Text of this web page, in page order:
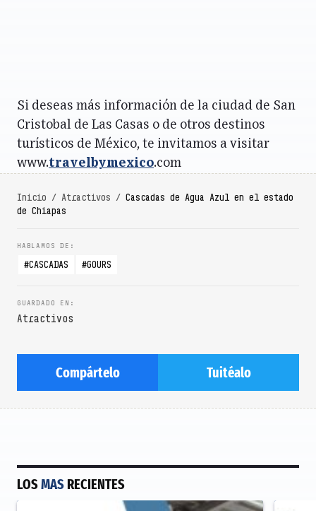
Si deseas más información de la ciudad de San
Cristobal de Las Casas o de otros destinos
turísticos de México, te invitamos a visitar
www.travelbymexico.com
Inicio / Atractivos / Cascadas de Agua Azul en el estado
de Chiapas
CASCADAS GOURS
Atractivos
Compártelo Tuitéalo
LOSMAS RECIENTES